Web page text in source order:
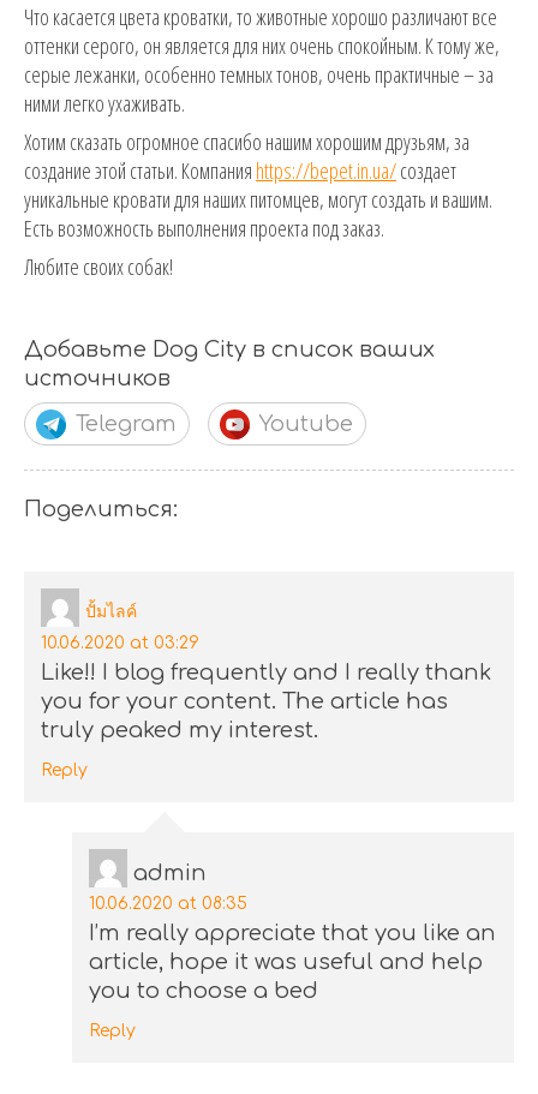
Что касается цвета кроватки, то животные хорошо различают все
оттенки серого, он является для них очень спокойным. К тому же,
серые лежанки, особенно темных тонов, очень практичные – за
ними легко ухаживать.
Хотим сказать огромное спасибо нашим хорошим друзьям, за
создание этой статьи. Компания https://bepet.in.ua/создает
уникальные кровати для наших питомцев, могут создать и вашим.
Есть возможность выполнения проекта под заказ.
Любите своих собак!
Добавьте Dog City в список ваших
источников
Telegram
Youtube
Поделиться:
ปั้มไลค์
10.06.2020 at 03:29
Like!! I blog frequently and I really thank
you for your content. The article has
truly peaked my interest.
Reply
admin
10.06.2020 at 08:35
I’m really appreciate that you like an
article, hope it was useful and help
you to choose a bed
Reply